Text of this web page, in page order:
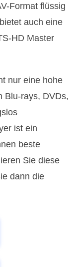
Format flüssig
auch eine
HD Master
nur eine hohe
Blu-rays, DVDs,
ist ein
beste
Sie diese
dann die